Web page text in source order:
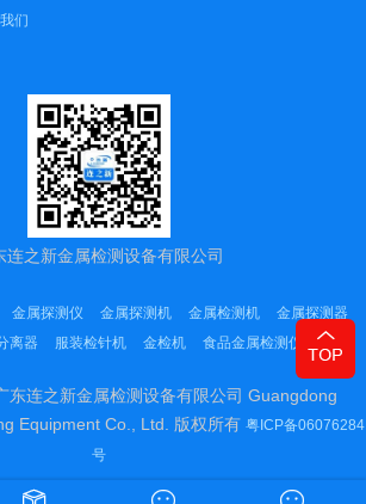
们
连之新金属检测设备有限公司
金属探测仪 金属探测机 金属检测机
金属探测器
离器 服装检针机 金检机 食品金属检测仪
连之新金属检测设备有限公司 Guangdong
Equipment Co., Ltd. 版权所有 粤ICP备06076284
号